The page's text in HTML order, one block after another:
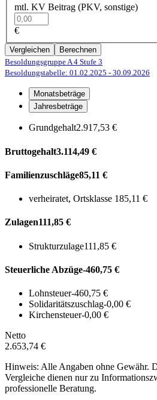
mtl. KV Beitrag (PKV, sonstige)
€
Vergleichen
Berechnen
Besoldungsgruppe A 4 Stufe 3
Besoldungstabelle: 01.02.2025 - 30.09.2026
Monatsbeträge
Jahresbeträge
Grundgehalt2.917,53 €
Bruttogehalt3.114,49 €
Familienzuschläge85,11 €
verheiratet, Ortsklasse 185,11 €
Zulagen111,85 €
Strukturzulage111,85 €
Steuerliche Abzüge-460,75 €
Lohnsteuer-460,75 €
Solidaritätszuschlag-0,00 €
Kirchensteuer-0,00 €
Netto
2.653,74 €
Hinweis: Alle Angaben ohne Gewähr.
Vergleiche dienen nur zu
professionelle Beratung.